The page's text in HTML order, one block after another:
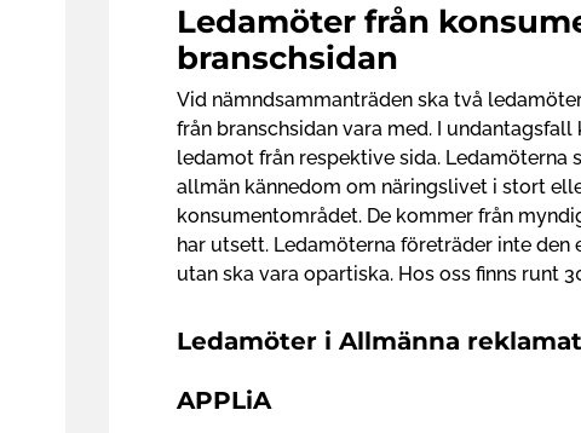
Ledamöter från
branschsidan
Vid nämndsammanträden ska två
från branschsidan vara med. I
ledamot från respektive sida. Ledamöterna
allmän kännedom om näringslivet i stort
konsumentområdet. De kommer från
har utsett. Ledamöterna företräder inte
utan ska vara opartiska. Hos oss finns runt
Ledamöter i Allmänna
APPLiA